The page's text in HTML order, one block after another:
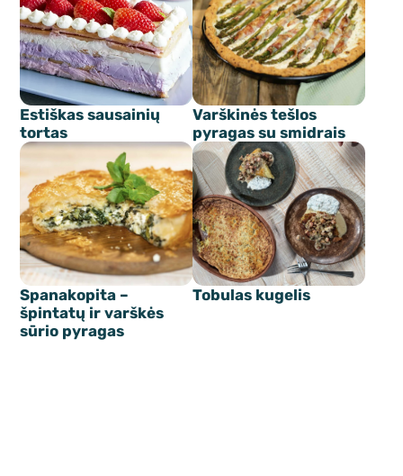
Estiškas sausainių
tortas
Varškinės tešlos
pyragas su smidrais
Spanakopita –
špintatų ir varškės
sūrio pyragas
Tobulas kugelis